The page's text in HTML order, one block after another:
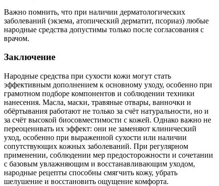
Важно помнить, что при наличии дерматологических
заболеваний (экзема, атопический дерматит, псориаз) любые
народные средства допустимы только после согласования с
врачом.
Заключение
Народные средства при сухости кожи могут стать
эффективным дополнением к основному уходу, особенно при
грамотном подборе компонентов и соблюдении техники
нанесения. Масла, маски, травяные отвары, ванночки и
обёртывания работают не только за счёт натуральности, но и
за счёт высокой биосовместимости с кожей. Однако важно не
переоценивать их эффект: они не заменяют клинический
уход, особенно при выраженной сухости или наличии
сопутствующих кожных заболеваний. При регулярном
применении, соблюдении мер предосторожности и сочетании
с базовым увлажняющим и восстанавливающим уходом,
народные рецепты способны смягчить кожу, убрать
шелушение и восстановить ощущение комфорта.